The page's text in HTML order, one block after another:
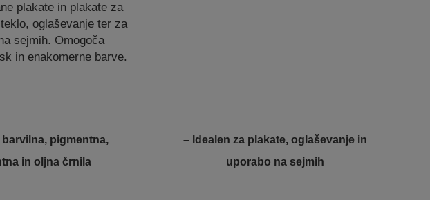
plakate in plakate za
oglaševanje ter za
sejmih. Omogoča
in enakomerne barve.
pigmentna,
in oljna črnila
– Idealen za plakate, oglaševanje in
uporabo na sejmih